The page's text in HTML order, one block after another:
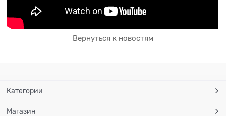
Вернуться к новостям
Категории
Магазин